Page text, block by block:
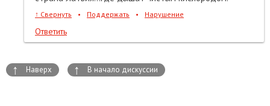
↑ Свернуть • Поддержать • Нарушение
Ответить
↑ Наверх ↑ В начало дискуссии